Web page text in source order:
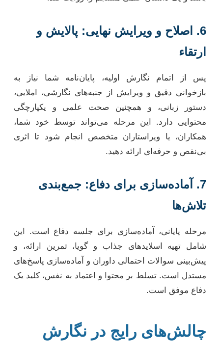
6. اصلاح و ویرایش نهایی: پالایش و
ارتقاء
پس از اتمام نگارش اولیه، پایان‌نامه شما نیاز به
بازخوانی دقیق و ویرایش از جنبه‌های نگارشی، املایی،
دستور زبانی، و همچنین صحت علمی و یکپارچگی
محتوایی دارد. این مرحله می‌تواند توسط خود شما،
همکاران، یا ویراستاران متخصص انجام شود تا اثری
بی‌نقص و حرفه‌ای ارائه دهید.
7. آماده‌سازی برای دفاع: جمع‌بندی
تلاش‌ها
مرحله پایانی، آماده‌سازی برای جلسه دفاع است. این
شامل تهیه اسلایدهای جذاب و گویا، تمرین ارائه، و
پیش‌بینی سوالات احتمالی داوران و آماده‌سازی پاسخ‌های
مستدل است. تسلط بر محتوا و اعتماد به نفس، کلید یک
دفاع موفق است.
چالش‌های رایج در نگارش